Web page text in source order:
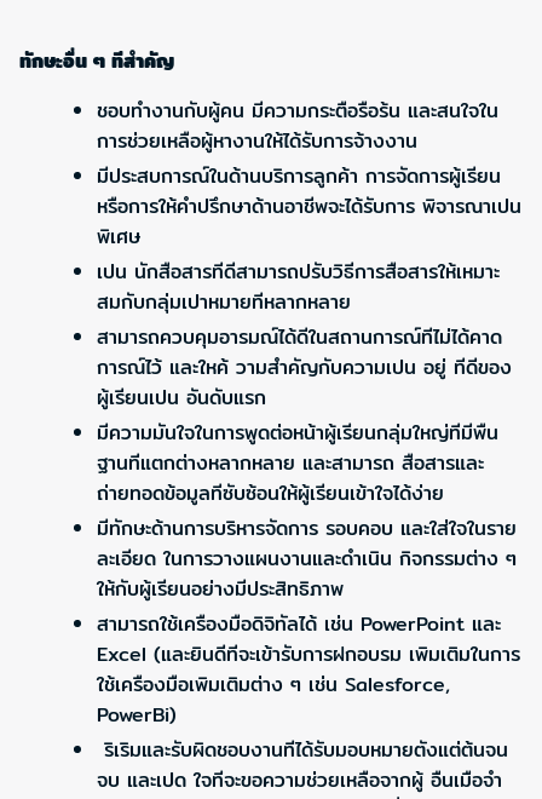
ทักษะอื่น ๆ ทีสำคัญ
ชอบทำงานกับผู้คน มีความกระตือรือร้น และสนใจใน
การช่วยเหลือผู้หางานให้ได้รับการจ้างงาน
มีประสบการณ์ในด้านบริการลูกค้า การจัดการผู้เรียน
หรือการให้คำปรึกษาด้านอาชีพจะได้รับการ พิจารณาเปน
พิเศษ
เปน นักสือสารทีดีสามารถปรับวิธีการสือสารให้เหมาะ
สมกับกลุ่มเปาหมายทีหลากหลาย
สามารถควบคุมอารมณ์ได้ดีในสถานการณ์ทีไม่ได้คาด
การณ์ไว้ และใหค้ วามสำคัญกับความเปน อยู่ ทีดีของ
ผู้เรียนเปน อันดับแรก
มีความมันใจในการพูดต่อหน้าผู้เรียนกลุ่มใหญ่ทีมีพืน
ฐานทีแตกต่างหลากหลาย และสามารถ สือสารและ
ถ่ายทอดข้อมูลทีซับซ้อนให้ผู้เรียนเข้าใจได้ง่าย
มีทักษะด้านการบริหารจัดการ รอบคอบ และใส่ใจในราย
ละเอียด ในการวางแผนงานและดำเนิน กิจกรรมต่าง ๆ
ให้กับผู้เรียนอย่างมีประสิทธิภาพ
สามารถใช้เครืองมือดิจิทัลได้ เช่น PowerPoint และ
Excel (และยินดีทีจะเข้ารับการฝกอบรม เพิมเติมในการ
ใช้เครืองมือเพิมเติมต่าง ๆ เช่น Salesforce,
PowerBi)
ริเริมและรับผิดชอบงานทีได้รับมอบหมายตังแต่ต้นจน
จบ และเปด ใจทีจะขอความช่วยเหลือจากผู้ อืนเมือจำ